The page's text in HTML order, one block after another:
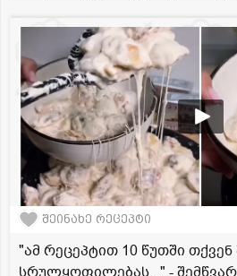
შეინახე რეცეპტი
"ამ რეცეპტით 10 წუთში თქვენ
სრულყოფილებას..." -